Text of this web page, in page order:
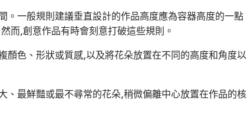
。一般規則建議垂直設計的作品高度應為容器高度的一點
而,創意作品有時會刻意打破這些規則。
顏色、形狀或質感,以及將花朵放置在不同的高度和角度以
、最鮮豔或最不尋常的花朵,稍微偏離中心放置在作品的核